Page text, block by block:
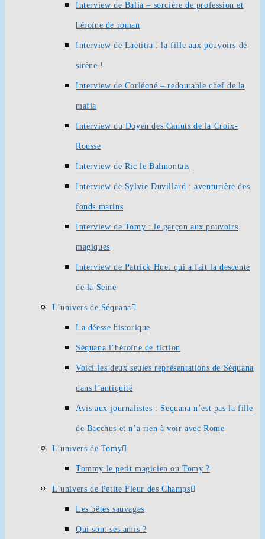
Interview de Balia – sorcière de profession et
héroïne de roman
Interview de Laetitia : la fille aux pouvoirs de
sirène !
Interview de Corléoné – redoutable chef de la
mafia
Interview du Doyen des Canuts de la Croix-
Rousse
Interview de Ric le Balmontais
Interview de Sylvie Duvillard : aventurière des
fonds marins
Interview de Tomy : le garçon aux pouvoirs
magiques
Interview de Patrick Huet qui a fait la descente
de la Seine
L’univers de Séquana
La déesse historique
Séquana l’héroïne de fiction
Voici les deux seules représentations de Séquana
dans l’antiquité
Avis aux journalistes : Sequana n’est pas la fille
de Bacchus et n’a rien à voir avec Rome
L’univers de Tomy
Tommy le petit magicien ou Tomy ?
L’univers de Petite Fleur des Champs
Les bêtes sauvages
Qui sont ses amis ?